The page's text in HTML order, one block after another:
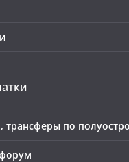
трансферы по